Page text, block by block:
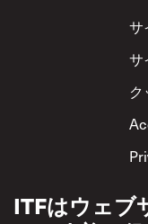
サ
サ
ITFはウェブ